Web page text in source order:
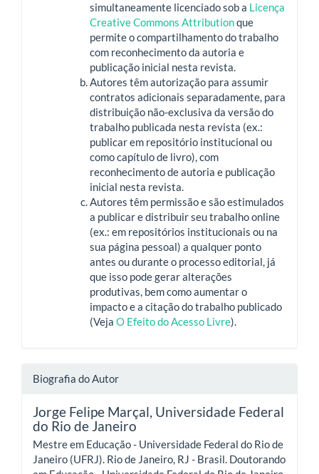
simultaneamente licenciado sob a Licença
Creative Commons Attributionque
permite o compartilhamento do trabalho
com reconhecimento da autoria e
publicação inicial nesta revista.
Autores têm autorização para assumir
contratos adicionais separadamente, para
distribuição não-exclusiva da versão do
trabalho publicada nesta revista (ex.:
publicar em repositório institucional ou
como capítulo de livro), com
reconhecimento de autoria e publicação
inicial nesta revista.
Autores têm permissão e são estimulados
a publicar e distribuir seu trabalho online
(ex.: em repositórios institucionais ou na
sua página pessoal) a qualquer ponto
antes ou durante o processo editorial, já
que isso pode gerar alterações
produtivas, bem como aumentar o
impacto e a citação do trabalho publicado
(Veja O Efeito do Acesso Livre).
Biografia do Autor
Jorge Felipe Marçal, Universidade Federal
do Rio de Janeiro
Mestre em Educação - Universidade Federal do Rio de
Janeiro (UFRJ). Rio de Janeiro, RJ - Brasil. Doutorando